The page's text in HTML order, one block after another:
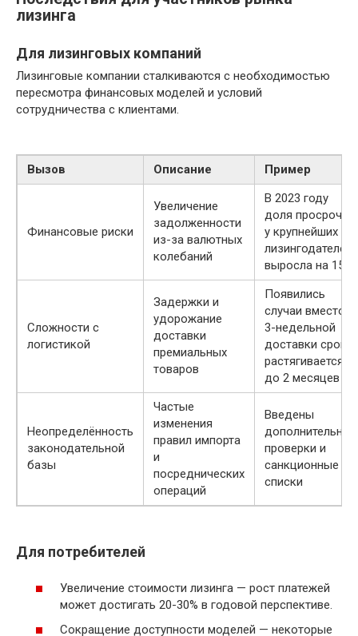
лизинга
Для лизинговых компаний
Лизинговые компании сталкиваются с необходимостью
пересмотра финансовых моделей и условий
сотрудничества с клиентами.
Вызов Описание Пример
Финансовые риски
Увеличение
задолженности
из-за валютных
колебаний
В 2023 году
доля просрочек
у крупнейших
лизингодателей
выросла на 15%
Сложности с
логистикой
Задержки и
удорожание
доставки
премиальных
товаров
Появились
случаи вместо
3-недельной
доставки срок
растягивается
до 2 месяцев
Неопределённость
законодательной
базы
Частые
изменения
правил импорта
и
посреднических
операций
Введены
дополнительные
проверки и
санкционные
списки
Для потребителей
Увеличение стоимости лизинга — рост платежей
может достигать 20-30% в годовой перспективе.
Сокращение доступности моделей — некоторые